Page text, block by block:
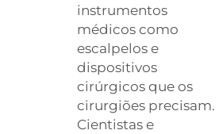
instrumentos
médicos como
escalpelos e
dispositivos
cirúrgicos que os
cirurgiões precisam.
Cientistas e